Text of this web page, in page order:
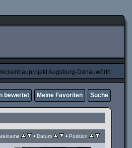
Augsburg-Donauwörth
bewertet Meine Favoriten Suche
• Datum • Position